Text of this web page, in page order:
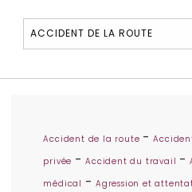
Accident de la route -
privée -Accident du travail -
médical - Agression et